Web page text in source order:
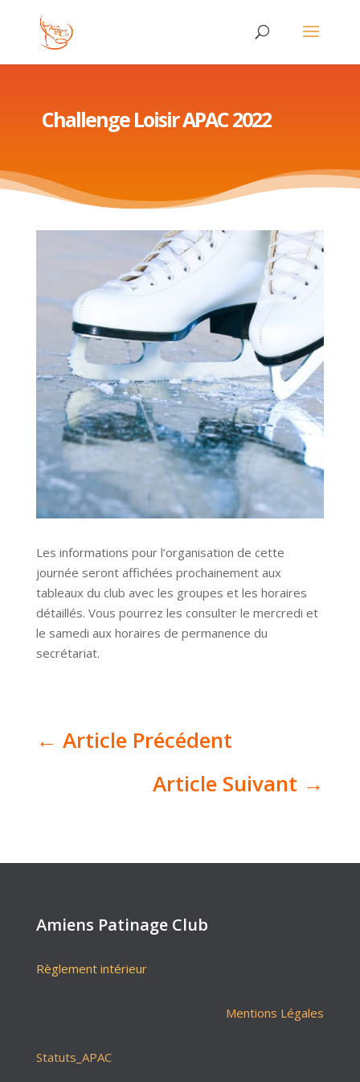
Challenge Loisir APAC 2022
Les informations pour l’organisation de cette
journée seront affichées prochainement aux
tableaux du club avec les groupes et les horaires
détaillés. Vous pourrez les consulter le mercredi et
le samedi aux horaires de permanence du
secrétariat.
← Article Précédent
Article Suivant →
Amiens Patinage Club
Règlement intérieur
Mentions Légales
Statuts_APAC